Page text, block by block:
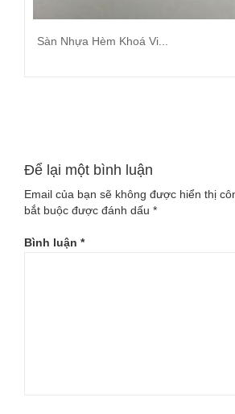
Sàn Nhựa Hèm Khoá Vi...
Để lại một bình luận
Email của bạn sẽ không được hiển thị
bắt buộc được đánh dấu *
Bình luận *